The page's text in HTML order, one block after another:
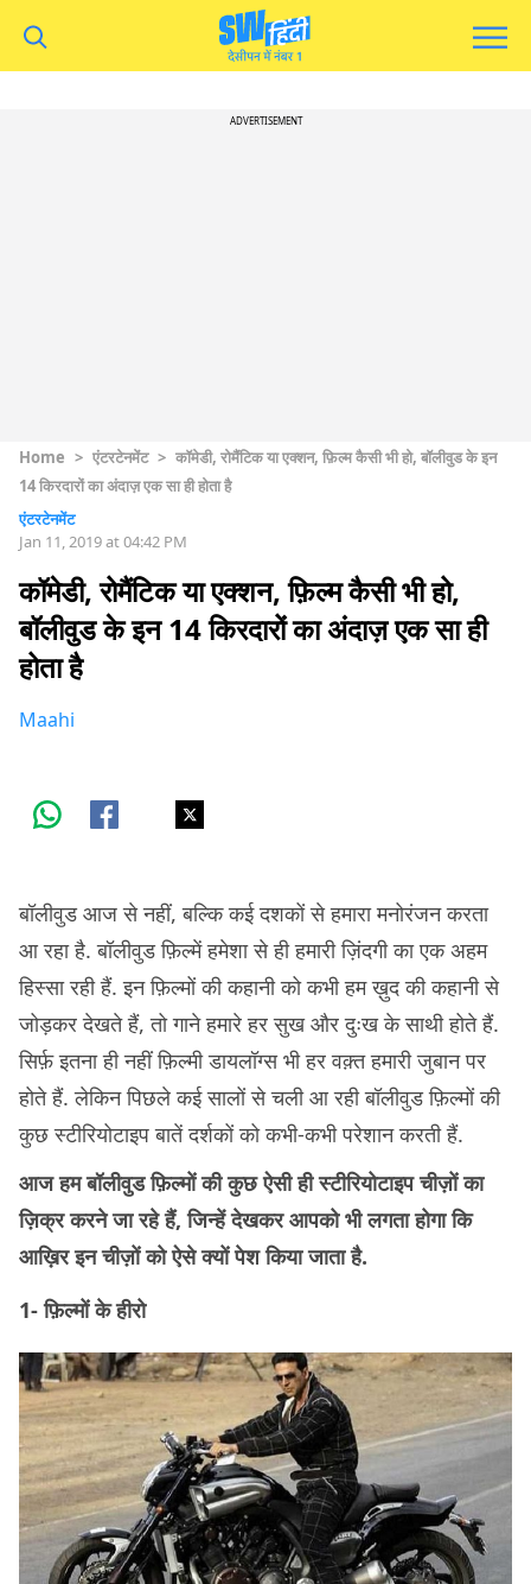
ADVERTISEMENT
Home > एंटरटेनमेंट > कॉमेडी, रोमैंटिक या एक्शन, फ़िल्म कैसी भी हो, बॉलीवुड के इन
14 किरदारों का अंदाज़ एक सा ही होता है
एंटरटेनमेंट
Jan 11, 2019 at 04:42 PM
कॉमेडी, रोमैंटिक या एक्शन, फ़िल्म कैसी भी हो,
बॉलीवुड के इन 14 किरदारों का अंदाज़ एक सा ही
होता है
Maahi
बॉलीवुड आज से नहीं, बल्कि कई दशकों से हमारा मनोरंजन करता
आ रहा है. बॉलीवुड फ़िल्में हमेशा से ही हमारी ज़िंदगी का एक अहम
हिस्सा रही हैं. इन फ़िल्मों की कहानी को कभी हम ख़ुद की कहानी से
जोड़कर देखते हैं, तो गाने हमारे हर सुख और दुःख के साथी होते हैं.
सिर्फ़ इतना ही नहीं फ़िल्मी डायलॉग्स भी हर वक़्त हमारी जुबान पर
होते हैं. लेकिन पिछले कई सालों से चली आ रही बॉलीवुड फ़िल्मों की
कुछ स्टीरियोटाइप बातें दर्शकों को कभी-कभी परेशान करती हैं.
आज हम बॉलीवुड फ़िल्मों की कुछ ऐसी ही स्टीरियोटाइप चीज़ों का
ज़िक्र करने जा रहे हैं, जिन्हें देखकर आपको भी लगता होगा कि
आख़िर इन चीज़ों को ऐसे क्यों पेश किया जाता है.
1- फ़िल्मों के हीरो